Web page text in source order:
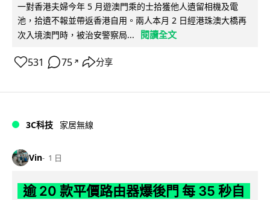
一對香港夫婦今年 5 月遊澳門乘的士拾獲他人遺留相機及電
池，拾遺不報並帶返香港自用。兩人本月 2 日經港珠澳大橋再
次入境澳門時，被治安警察局...
閱讀全文
531 75 ↗ 分享
3C科技 家居無線
Vin 1 日
逾 20 款平價路由器爆後門 每 35 秒自